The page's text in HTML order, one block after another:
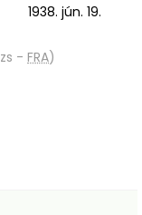
1938. jún. 19.
- FRA)